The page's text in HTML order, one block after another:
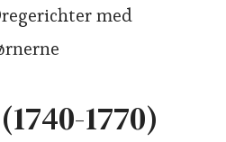
med
1770)